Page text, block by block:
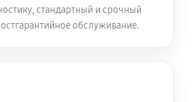
стандартный и срочный
обслуживание.